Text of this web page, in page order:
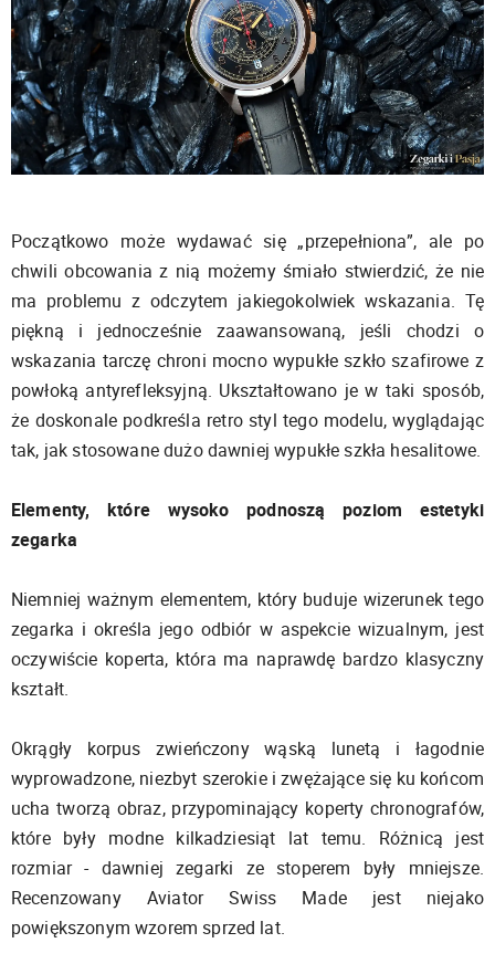
Początkowo może wydawać się „przepełniona”, ale po
chwili obcowania z nią możemy śmiało stwierdzić, że nie
ma problemu z odczytem jakiegokolwiek wskazania. Tę
piękną i jednocześnie zaawansowaną, jeśli chodzi o
wskazania tarczę chroni mocno wypukłe szkło szafirowe z
powłoką antyrefleksyjną. Ukształtowano je w taki sposób,
że doskonale podkreśla retro styl tego modelu, wyglądając
tak, jak stosowane dużo dawniej wypukłe szkła hesalitowe.
Elementy, które wysoko podnoszą poziom estetyki
zegarka
Niemniej ważnym elementem, który buduje wizerunek tego
zegarka i określa jego odbiór w aspekcie wizualnym, jest
oczywiście koperta, która ma naprawdę bardzo klasyczny
kształt.
Okrągły korpus zwieńczony wąską lunetą i łagodnie
wyprowadzone, niezbyt szerokie i zwężające się ku końcom
ucha tworzą obraz, przypominający koperty chronografów,
które były modne kilkadziesiąt lat temu. Różnicą jest
rozmiar - dawniej zegarki ze stoperem były mniejsze.
Recenzowany Aviator Swiss Made jest niejako
powiększonym wzorem sprzed lat.